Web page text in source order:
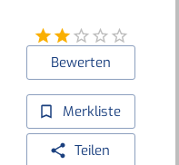
Bewerten
Merkliste
Teilen